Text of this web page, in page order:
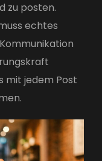
zu posten.
echtes
mit jedem Post